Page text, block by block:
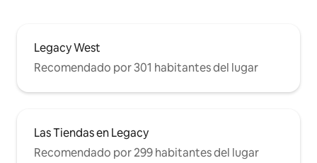
Legacy West
Recomendado por 301 habitantes del lugar
Las Tiendas en Legacy
Recomendado por 299 habitantes del lugar